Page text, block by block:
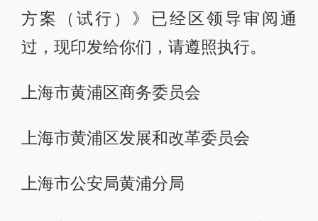
方案（试行）》已经区领导审阅通
过，现印发给你们，请遵照执行。
上海市黄浦区商务委员会
上海市黄浦区发展和改革委员会
上海市公安局黄浦分局